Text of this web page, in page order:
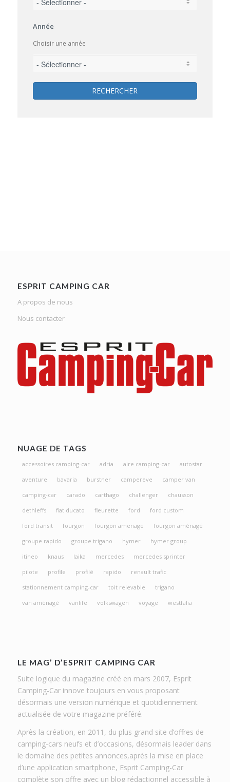
Année
Choisir une année
RECHERCHER
ESPRIT CAMPING CAR
A propos de nous
Nous contacter
NUAGE DE TAGS
accessoires camping-car adria aire camping-car
autostar
aventure
bavaria burstner campereve
camper van
camping-car
carado carthago challenger
chausson
dethleffs
fiat ducato fleurette ford
ford custom
ford transit
fourgon fourgon amenage
fourgon aménagé
groupe rapido
groupe trigano hymer
hymer group
itineo
knaus laika mercedes
mercedes sprinter
pilote
profile profilé rapido
renault trafic
stationnement camping-car
toit relevable
trigano
van aménagé
vanlife volkswagen voyage westfalia
LE MAG’ D’ESPRIT CAMPING CAR
Suite logique du magazine créé en mars 2007, Esprit
Camping-Car innove toujours en vous proposant
désormais une version numérique et quotidiennement
actualisée de votre magazine préféré.
Après la création, en 2011, du plus grand site d’offres de
camping-cars neufs et d’occasions, désormais leader dans
le domaine des petites annonces,après la mise en place
d’une application smartphone, Esprit Camping-Car
complète son offre avec un blog rédactionnel accessible à